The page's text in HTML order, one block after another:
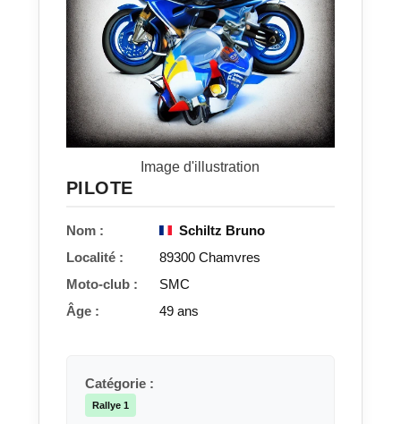
Image d'illustration
PILOTE
Nom :
Schiltz Bruno
Localité :
89300 Chamvres
Moto-club :
SMC
Âge :
49 ans
Catégorie :
Rallye 1